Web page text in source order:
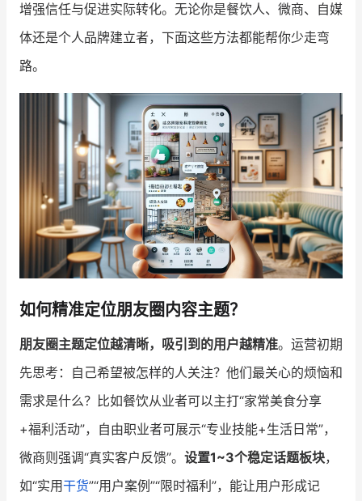
培训课程
增长俱乐部
增长俱乐部 有赞商盟
商家社区 社群交流
合作共进
入驻有赞 认证代理商
认证服务商 设计服务商
有赞云 数据通服务
增强信任与促进实际转化。无论你是餐饮人、微商、自媒
体还是个人品牌建立者，下面这些方法都能帮你少走弯
路。
如何精准定位朋友圈内容主题？
朋友圈主题定位越清晰，吸引到的用户越精准。运营初期
先思考：自己希望被怎样的人关注？他们最关心的烦恼和
需求是什么？比如餐饮从业者可以主打“家常美食分享
+福利活动”，自由职业者可展示“专业技能+生活日常”，
微商则强调“真实客户反馈”。 设置1~3个稳定话题板块，
如“实用干货”“用户案例”“限时福利”，能让用户形成记